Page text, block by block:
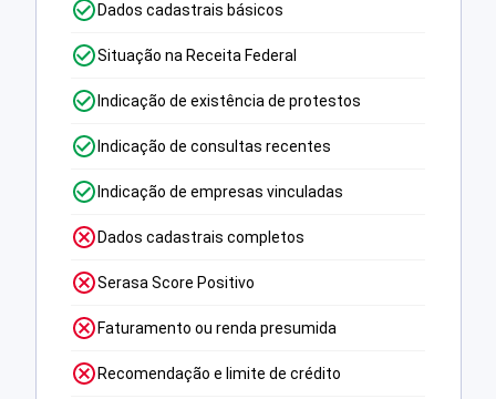
Dados cadastrais básicos
Situação na Receita Federal
Indicação de existência de protestos
Indicação de consultas recentes
Indicação de empresas vinculadas
Dados cadastrais completos
Serasa Score Positivo
Faturamento ou renda presumida
Recomendação e limite de crédito